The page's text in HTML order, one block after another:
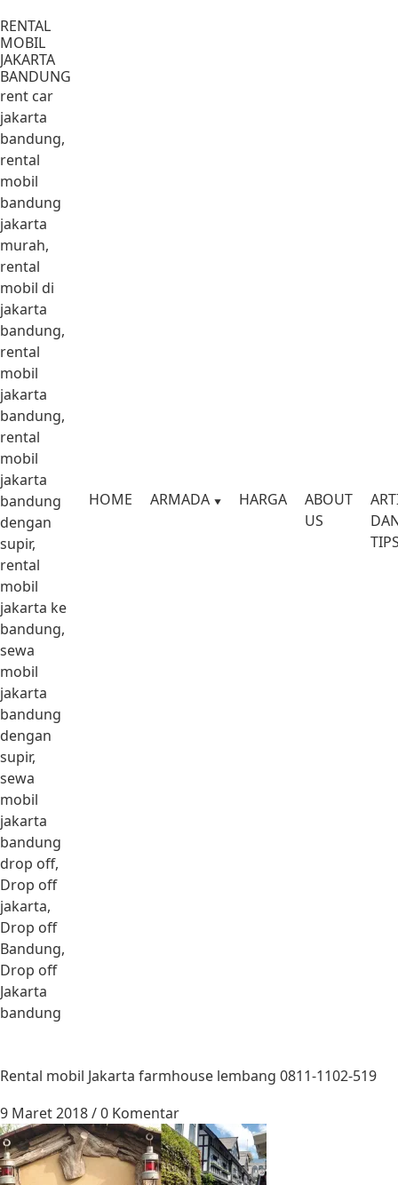
RENTAL
MOBIL
JAKARTA
BANDUNG
rent car
jakarta
bandung,
rental
mobil
bandung
jakarta
murah,
rental
mobil di
jakarta
bandung,
rental
mobil
jakarta
bandung,
rental
mobil
jakarta
bandung
dengan
supir,
rental
mobil
jakarta ke
bandung,
sewa
mobil
jakarta
bandung
dengan
supir,
sewa
mobil
jakarta
bandung
drop off,
Drop off
jakarta,
Drop off
Bandung,
Drop off
Jakarta
bandung
HOME ARMADA HARGA
ABOUT
US
Rental mobil Jakarta farmhouse lembang 0811-1102-519
9 Maret 2018/0 Komentar